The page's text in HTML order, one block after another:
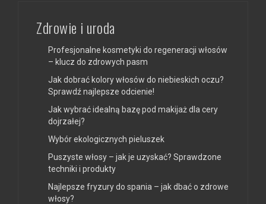
Zdrowie i uroda
Profesjonalne kosmetyki do regeneracji włosów
– klucz do zdrowych pasm
Jak dobrać kolory włosów do niebieskich oczu?
Sprawdź najlepsze odcienie!
Jak wybrać idealną bazę pod makijaż dla cery
dojrzałej?
Wybór ekologicznych pieluszek
Puszyste włosy – jak je uzyskać? Sprawdzone
techniki i produkty
Najlepsze fryzury do spania – jak dbać o zdrowe
włosy?